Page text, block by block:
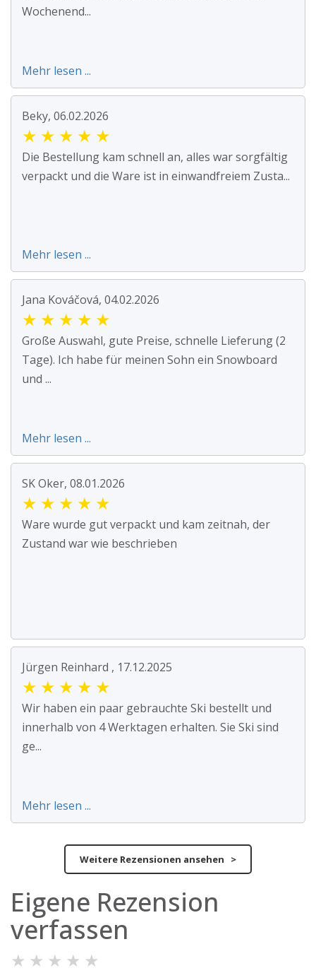
Wochenend...
Mehr lesen ...
Beky, 06.02.2026
★ ★ ★ ★ ★
Die Bestellung kam schnell an, alles war sorgfältig
verpackt und die Ware ist in einwandfreiem Zusta...
Mehr lesen ...
Jana Kováčová, 04.02.2026
★ ★ ★ ★ ★
Große Auswahl, gute Preise, schnelle Lieferung (2
Tage). Ich habe für meinen Sohn ein Snowboard
und ...
Mehr lesen ...
SK Oker, 08.01.2026
★ ★ ★ ★ ★
Ware wurde gut verpackt und kam zeitnah, der
Zustand war wie beschrieben
Jürgen Reinhard , 17.12.2025
★ ★ ★ ★ ★
Wir haben ein paar gebrauchte Ski bestellt und
innerhalb von 4 Werktagen erhalten. Sie Ski sind
ge...
Mehr lesen ...
Weitere Rezensionen ansehen >
Eigene Rezension
verfassen
★ ★ ★ ★ ★